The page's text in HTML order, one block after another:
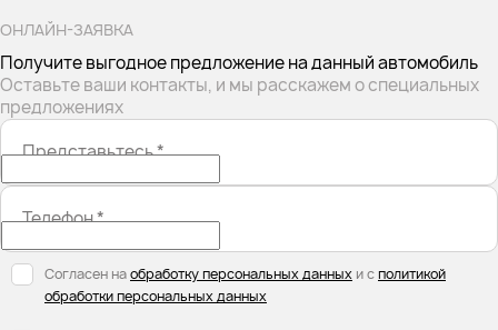
ОНЛАЙН-ЗАЯВКА
Получите выгодное предложение на данный автомобиль
Оставьте ваши контакты, и мы расскажем о специальных
предложениях
Представьтесь*
Телефон*
Согласен наобработку персональных данных и сполитикой
обработки персональных данных